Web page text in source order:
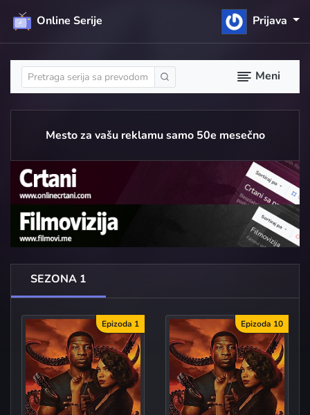
Online Serije Prijava
Meni
Mesto za vašu reklamu samo 50e mesečno
SEZONA 1
Epizoda 1 Epizoda 10